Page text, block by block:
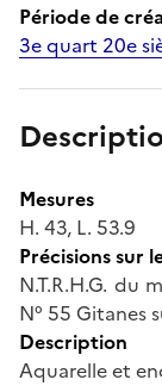
Période de
3e quart 20e
Mesures
H. 43, L. 53.9
Précisions sur
N.T.R.H.G. du
N° 55 Gitanes
Description
Aquarelle et